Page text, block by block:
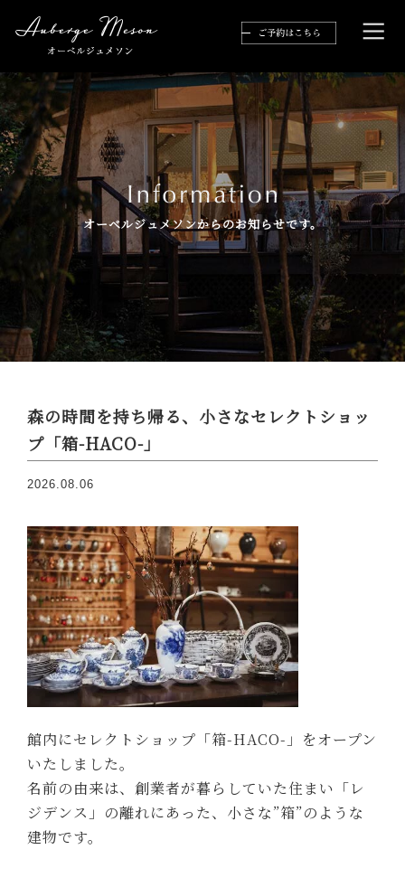
オーベルジュメソンからのお知らせです。
森の時間を持ち帰る、小さなセレクトショッ
プ「箱-HACO-」
2026.08.06
館内にセレクトショップ「箱-HACO-」をオープン
いたしました。
名前の由来は、創業者が暮らしていた住まい「レ
ジデンス」の離れにあった、小さな”箱”のような
建物です。